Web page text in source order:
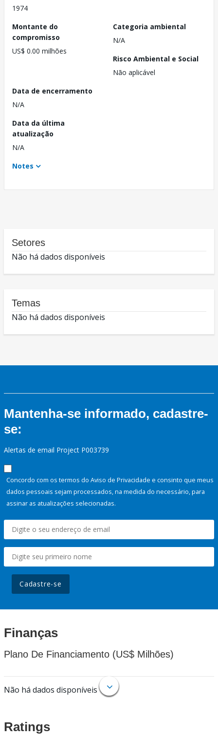
1974
Montante do
compromisso
US$ 0.00 milhões
Categoria ambiental
N/A
Risco Ambiental e Social
Não aplicável
Data de encerramento
N/A
Data da última
atualização
N/A
Notes
Setores
Não há dados disponíveis
Temas
Não há dados disponíveis
Mantenha-se informado, cadastre-
se:
Alertas de email Project P003739
Concordo com os termos do Aviso de Privacidade e consinto que meus
dados pessoais sejam processados, na medida do necessário, para
assinar as atualizações selecionadas.
Cadastre-se
Finanças
Plano De Financiamento (US$ Milhões)
Não há dados disponíveis
Ratings